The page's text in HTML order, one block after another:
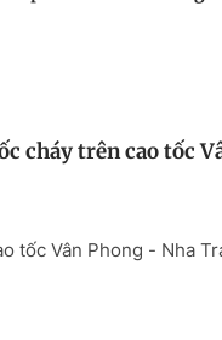
cháy trên cao tốc
tốc Vân Phong - Nha